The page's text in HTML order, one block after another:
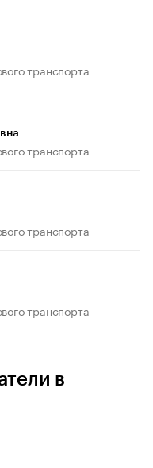
транспорта
транспорта
транспорта
транспорта
в